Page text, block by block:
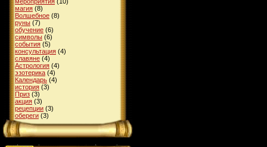
магия (8)
Волшебное (8)
руны (7)
обучение (6)
символы (6)
события (5)
консультация (4)
славяне (4)
Астрология (4)
эзотерика (4)
Календарь (4)
история (3)
Приз (3)
акция (3)
рецепции (3)
обереги (3)